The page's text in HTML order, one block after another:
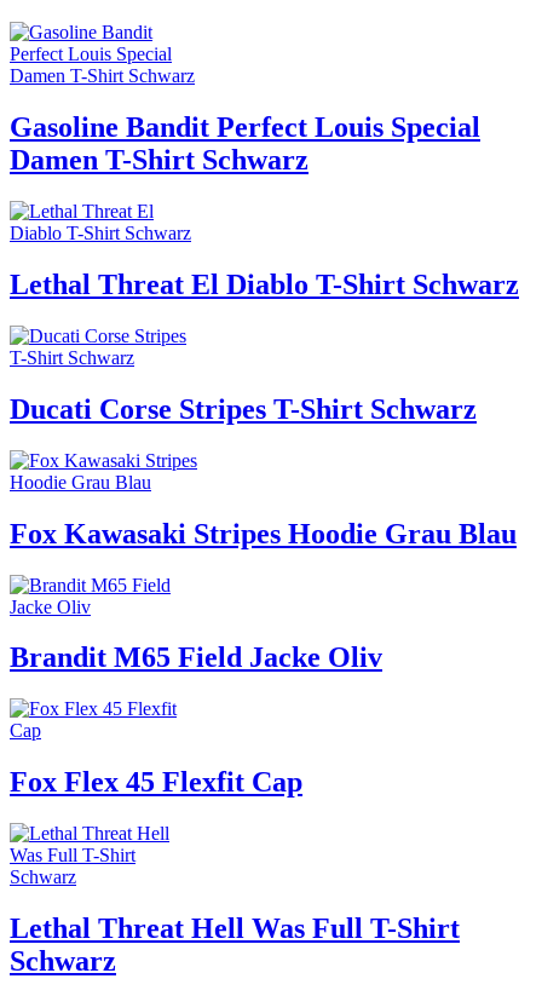
Gasoline Bandit Perfect Louis Special
Damen T-Shirt Schwarz
Lethal Threat El Diablo T-Shirt Schwarz
Ducati Corse Stripes T-Shirt Schwarz
Fox Kawasaki Stripes Hoodie Grau Blau
Brandit M65 Field Jacke Oliv
Fox Flex 45 Flexfit Cap
Lethal Threat Hell Was Full T-Shirt
Schwarz